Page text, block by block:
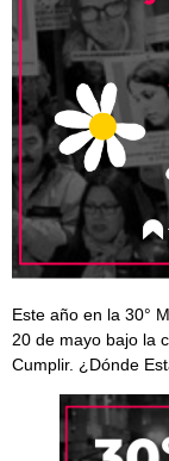
Este año en la 30°
20 de mayo bajo la
Cumplir. ¿Dónde